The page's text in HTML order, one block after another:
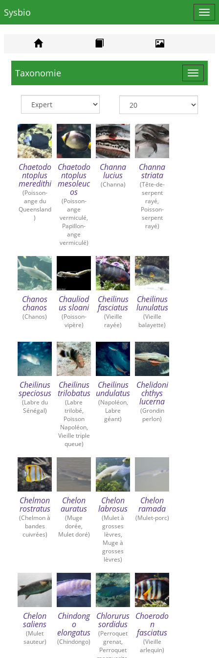
le
Sysbio
Toggle
Taxonomie
Chaetodo
ntoplus
meredithi
(Poisson-
ange du
Queensland
)
Chaetodo
ntoplus
mesoleuc
os
(Poisson-
ange
vermiculé,
Papillon-
ange
vermiculé)
Channa
lucius
(Channa)
Channa
striata
(Tête-de-
serpent
rayé,
Poisson-
serpent
rayé)
Chanos
chanos
(Chanos)
Chauliod
us sloani
(Poisson-
vipère)
Cheilinus
fasciatus
(Vieille
rayée)
Cheilinus
lunulatus
(Vieille
balayette)
Cheilinus
speciosus
(Labre du
Sénégal)
Cheilinus
trilobatus
(Labre
trilobé,
Poisson
Napoléon,
Vieille triple
queue)
Cheilinus
undulatus
(Napoléon,
Labre
géant)
Chelidoni
chthys
lucerna
(Grondin
perlon)
Chelmon
rostratus
(Chelmon à
bandes
cuivrées)
Chelon
auratus
(Muge
dorée,
Mulet doré)
Chelon
labrosus
(Mulet à
grosses
lèvres,
Muge à
grosses
lèvres)
Chelon
ramada
(Mulet-porc)
Chelon
saliens
(Mulet
sauteur)
Chindong
o
elongatus
(Chindongo)
Chlorurus
sordidus
(Perroquet
grenat,
Perroquet
Choerodo
n
fasciatus
(Vieille
arlequin)